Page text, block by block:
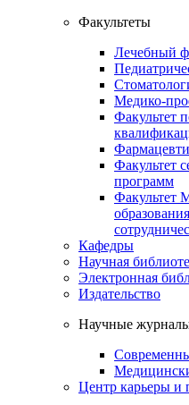
Факультеты
Лечебный
Медико-
Факультет
Факультет
программ
Факультет
Кафедры
Научная
Электронная
Издательство
Научные
Центр карьеры и